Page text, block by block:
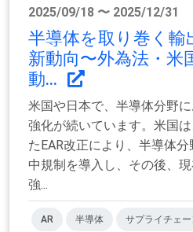
2025/09/18 〜 2025/12/31
半導体を取り巻く輸
新動向〜外為法・米
動...
米国や日本で、半導体分野
強化が続いています。米国
たEAR改正により、半導体
中規制を導入し、その後、
強...
AR 半導体 サプライチェー